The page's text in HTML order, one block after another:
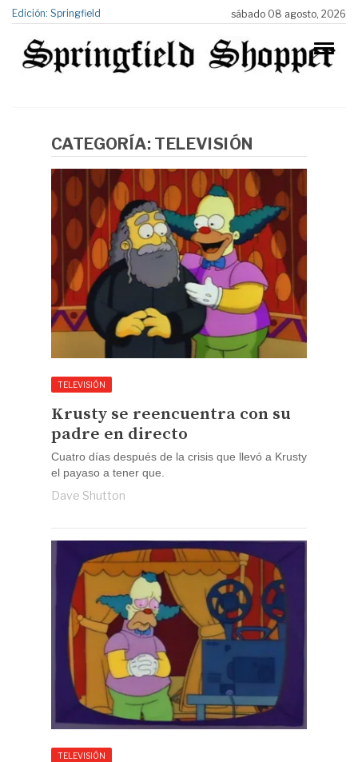
Edición: Springfield sábado 08 agosto, 2026
CATEGORÍA: TELEVISIÓN
TELEVISIÓN
Krusty se reencuentra con su
padre en directo
Cuatro días después de la crisis que llevó a Krusty
el payaso a tener que.
Dave Shutton
TELEVISIÓN